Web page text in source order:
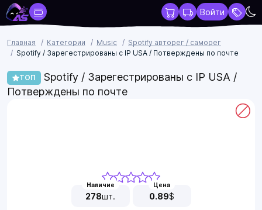
Войти
Главная Категории Music
Spotify авторег / саморег
Spotify / Зарегестрированы с IP USA / Потверждены по почте
ТОП
Spotify / Зарегестрированы с IP USA /
Потверждены по почте
Наличие
278шт.
Цена
0.89$